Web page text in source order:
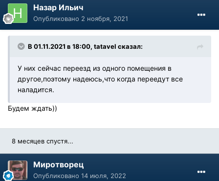
Назар Ильич
Опубликовано 2 ноября, 2021
В 01.11.2021 в 18:00, tatavel сказал:
У них сейчас переезд из одного помещения в
другое,поэтому надеюсь,что когда переедут все
наладится.
Будем ждать))
8 месяцев спустя...
Миротворец
Опубликовано 14 июля, 2022